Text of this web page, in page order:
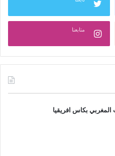
متابعنا
بكاس افريقيا